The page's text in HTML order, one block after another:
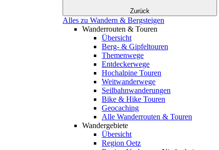
Zurück
Alles zu Wandern & Bergsteigen
Wanderrouten & Touren
Übersicht
Berg- & Gipfeltouren
Themenwege
Entdeckerwege
Hochalpine Touren
Weitwanderwege
Seilbahnwanderungen
Bike & Hike Touren
Geocaching
Alle Wanderrouten & Touren
Wandergebiete
Übersicht
Region Oetz